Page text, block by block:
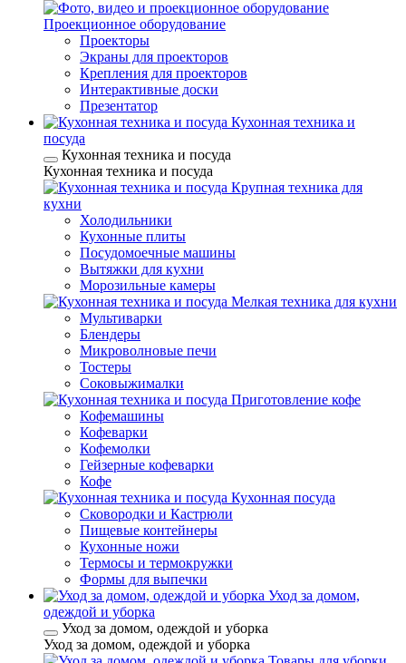
Проекционное оборудование
Проекторы
Экраны для проекторов
Крепления для проекторов
Интерактивные доски
Презентатор
Кухонная техника и
посуда
Кухонная техника и посуда
Кухонная техника и посуда
Крупная техника для
кухни
Холодильники
Кухонные плиты
Посудомоечные машины
Вытяжки для кухни
Морозильные камеры
Мелкая техника для кухни
Мультиварки
Блендеры
Микроволновые печи
Тостеры
Соковыжималки
Приготовление кофе
Кофемашины
Кофеварки
Кофемолки
Гейзерные кофеварки
Кофе
Кухонная посуда
Сковородки и Кастрюли
Пищевые контейнеры
Кухонные ножи
Термосы и термокружки
Формы для выпечки
Уход за домом,
одеждой и уборка
Уход за домом, одеждой и уборка
Уход за домом, одеждой и уборка